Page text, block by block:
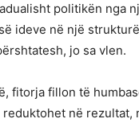
politikën nga
ideve në një
jo sa vlen.
fitorja fillon të
reduktohet në rezultat,